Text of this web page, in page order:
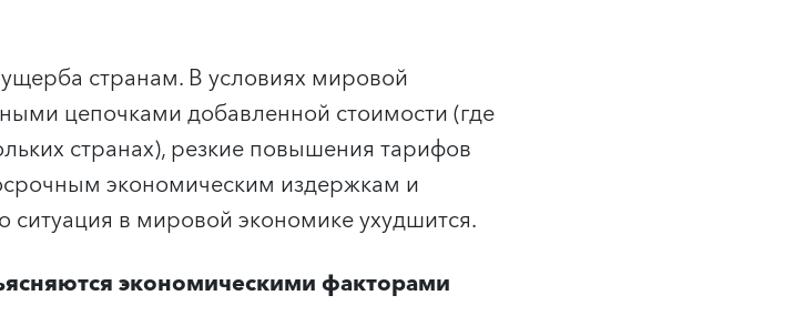
странам. В условиях мировой
цепочками добавленной стоимости (где
странах), резкие повышения тарифов
экономическим издержкам и
ситуация в мировой экономике ухудшится.
экономическими факторами